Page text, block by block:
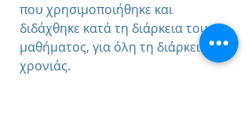
που χρησιμοποιήθηκε και
διδάχθηκε κατά τη διάρκεια του
μαθήματος, για όλη τη διάρκεια της
χρονιάς.